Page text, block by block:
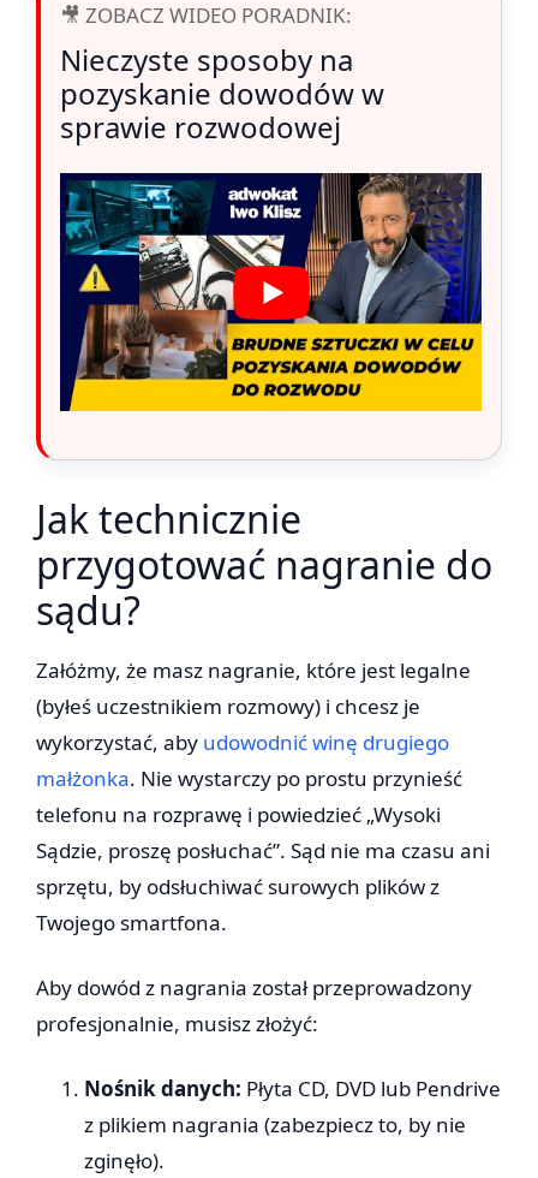
🎥 ZOBACZ WIDEO PORADNIK:
Nieczyste sposoby na
pozyskanie dowodów w
sprawie rozwodowej
Jak technicznie
przygotować nagranie do
sądu?
Załóżmy, że masz nagranie, które jest legalne
(byłeś uczestnikiem rozmowy) i chcesz je
wykorzystać, aby udowodnić winę drugiego
małżonka. Nie wystarczy po prostu przynieść
telefonu na rozprawę i powiedzieć „Wysoki
Sądzie, proszę posłuchać”. Sąd nie ma czasu ani
sprzętu, by odsłuchiwać surowych plików z
Twojego smartfona.
Aby dowód z nagrania został przeprowadzony
profesjonalnie, musisz złożyć:
Nośnik danych: Płyta CD, DVD lub Pendrive
z plikiem nagrania (zabezpiecz to, by nie
zginęło).